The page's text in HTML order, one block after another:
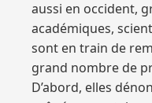
aussi en occident,
académiques,
sont en train de
grand nombre de
D’abord, elles